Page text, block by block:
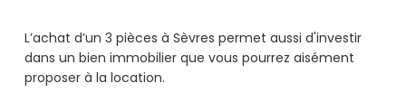
L’achat d’un 3 pièces à Sèvres permet aussi d'investir
dans un bien immobilier que vous pourrez aisément
proposer à la location.